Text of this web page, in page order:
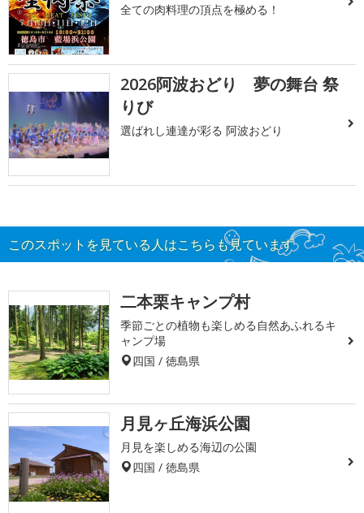
全ての肉料理の頂点を極める！
2026阿波おどり 夢の舞台 祭
りび
選ばれし連達が彩る 阿波おどり
このスポットを見ている人はこちらも見ています
二本栗キャンプ村
季節ごとの植物も楽しめる自然あふれるキ
ャンプ場
四国 / 徳島県
月見ヶ丘海浜公園
月見を楽しめる海辺の公園
四国 / 徳島県